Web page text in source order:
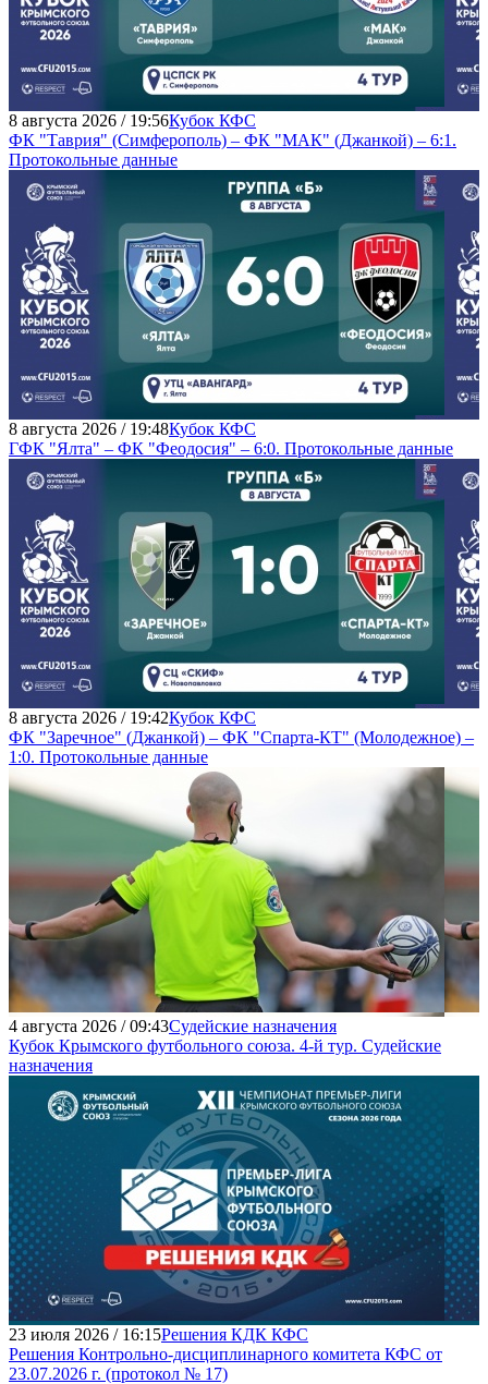
8 августа 2026 / 19:56Кубок КФС
ФК "Таврия" (Симферополь) – ФК "МАК" (Джанкой) – 6:1.
Протокольные данные
8 августа 2026 / 19:48Кубок КФС
ГФК "Ялта" – ФК "Феодосия" – 6:0. Протокольные данные
8 августа 2026 / 19:42Кубок КФС
ФК "Заречное" (Джанкой) – ФК "Спарта-КТ" (Молодежное) –
1:0. Протокольные данные
4 августа 2026 / 09:43Судейские назначения
Кубок Крымского футбольного союза. 4-й тур. Судейские
назначения
23 июля 2026 / 16:15Решения КДК КФС
Решения Контрольно-дисциплинарного комитета КФС от
23.07.2026 г. (протокол № 17)